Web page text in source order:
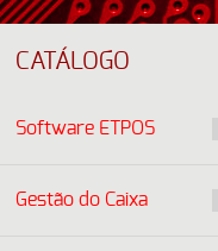
CATÁLOGO
Software ETPOS
Gestão do Caixa